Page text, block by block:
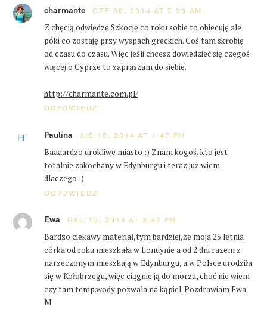
d
y
n
o
charmante CZE 30, 2014 AT 2:38 AM
Z chęcią odwiedzę Szkocję co roku sobie to obiecuję ale
póki co zostaję przy wyspach greckich. Coś tam skrobię
od czasu do czasu. Więc jeśli chcesz dowiedzieć się czegoś
więcej o Cyprze to zapraszam do siebie.
http://charmante.com.pl/
ODPOWIEDZ
Paulina SIE 15, 2014 AT 1:47 PM
Baaaardzo urokliwe miasto :) Znam kogoś, kto jest
totalnie zakochany w Edynburgu i teraz już wiem
dlaczego :)
ODPOWIEDZ
Ewa GRU 15, 2014 AT 3:47 PM
Bardzo ciekawy materiał,tym bardziej,że moja 25 letnia
córka od roku mieszkała w Londynie a od 2 dni razem z
narzeczonym mieszkają w Edynburgu, a w Polsce urodziła
się w Kołobrzegu, więc ciągnie ją do morza, choć nie wiem
czy tam temp.wody pozwala na kąpiel. Pozdrawiam Ewa
M